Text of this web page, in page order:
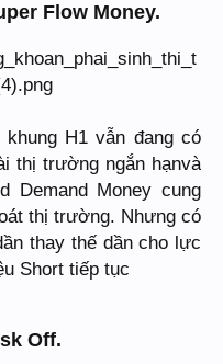
Flow Money.
H1 vẫn đang có
thị trường ngắn hạnvà
Demand Money cung
thị trường. Nhưng có
thay thế dần cho lực
Short tiếp tục
Off.